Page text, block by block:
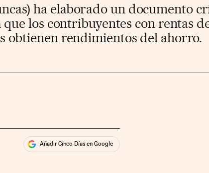
ha elaborado un documento
los contribuyentes con rentas
obtienen rendimientos del ahorro.
Añadir Cinco Días en Google